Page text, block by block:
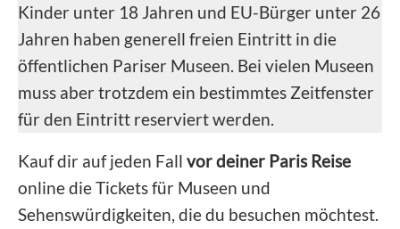
Kinder unter 18 Jahren und EU-Bürger unter 26
Jahren haben generell freien Eintritt in die
öffentlichen Pariser Museen. Bei vielen Museen
muss aber trotzdem ein bestimmtes Zeitfenster
für den Eintritt reserviert werden.
Kauf dir auf jeden Fall vor deiner Paris Reise
online die Tickets für Museen und
Sehenswürdigkeiten, die du besuchen möchtest.